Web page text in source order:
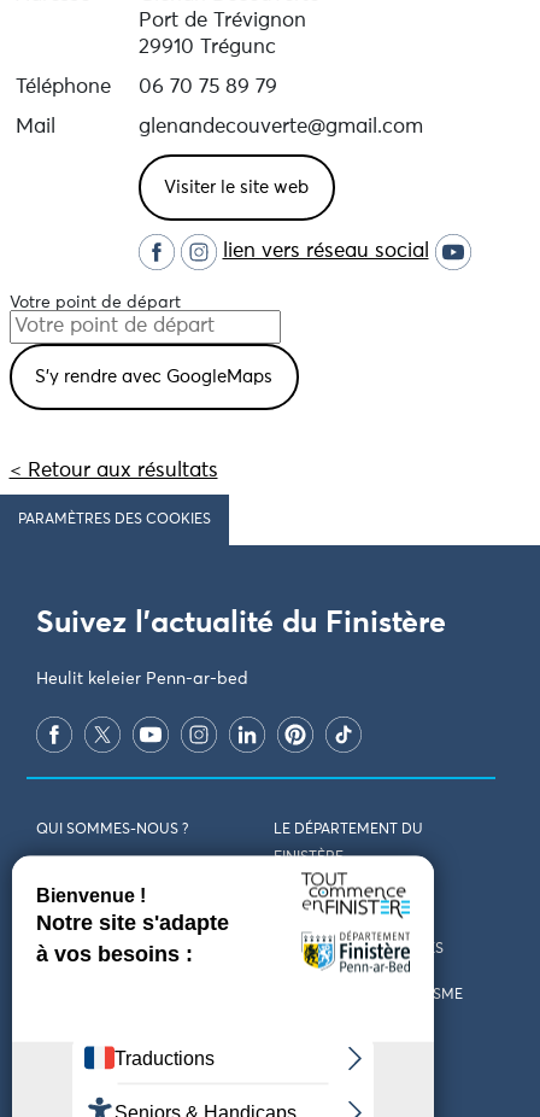
Port de Trévignon
29910 Trégunc
Téléphone
06 70 75 89 79
Mail
glenandecouverte@gmail.com
Visiter le site web
lien vers réseau social
Votre point de départ
< Retour aux résultats
PARAMÈTRES DES COOKIES
Suivez l'actualité du Finistère
Heulit keleier Penn-ar-bed
QUI SOMMES-NOUS ?
LE DÉPARTEMENT DU
FINISTÈRE
REJOIGNEZ-NOUS VENIR EN FINISTÈRE
CONTACT CARTES ET BROCHURES
LES OFFICES DE TOURISME